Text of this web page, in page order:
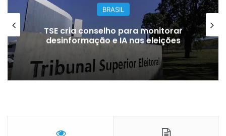
GERAL
Dupla é presa suspeita de aplicar
golpe de R$ 300 mil em
concessionária